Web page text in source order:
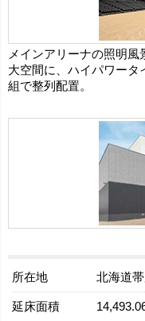
メインアリーナの照明
大空間に、ハイパワータ
組で整列配置。
所在地 北海道
延床面積